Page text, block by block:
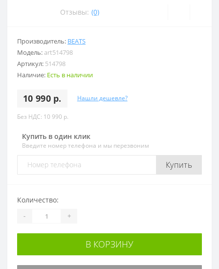
Отзывы: (0)
Производитель: BEATS
Модель: art514798
Артикул: 514798
Наличие: Есть в наличии
10 990 р. Нашли дешевле?
Без НДС: 10 990 р.
Купить в один клик
Введите номер телефона и мы перезвоним
Купить
Количество:
- +
В КОРЗИНУ